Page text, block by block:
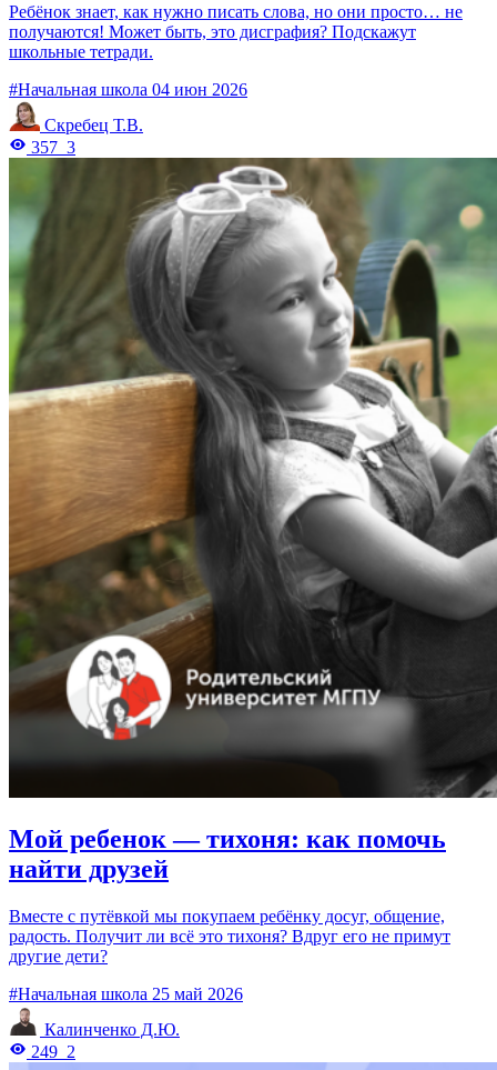
Ребёнок знает, как нужно писать слова, но они просто… не
получаются! Может быть, это дисграфия? Подскажут
школьные тетради.
#Начальная школа 04 июн 2026
Скребец Т.В.
357 3
Мой ребенок — тихоня: как помочь
найти друзей
Вместе с путёвкой мы покупаем ребёнку досуг, общение,
радость. Получит ли всё это тихоня? Вдруг его не примут
другие дети?
#Начальная школа 25 май 2026
Калинченко Д.Ю.
249 2